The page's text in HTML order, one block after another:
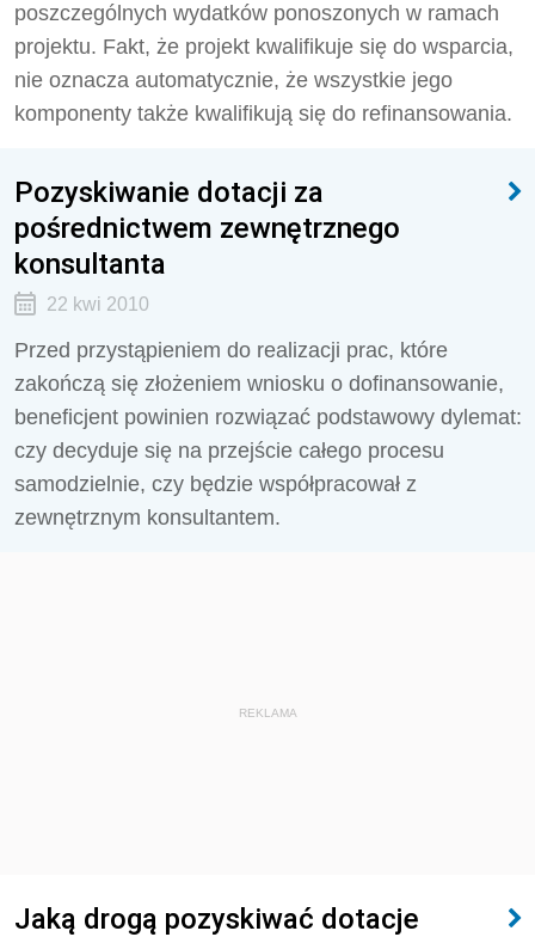
poszczególnych wydatków ponoszonych w ramach
projektu. Fakt, że projekt kwalifikuje się do wsparcia,
nie oznacza automatycznie, że wszystkie jego
komponenty także kwalifikują się do refinansowania.
Pozyskiwanie dotacji za
pośrednictwem zewnętrznego
konsultanta
22 kwi 2010
Przed przystąpieniem do realizacji prac, które
zakończą się złożeniem wniosku o dofinansowanie,
beneficjent powinien rozwiązać podstawowy dylemat:
czy decyduje się na przejście całego procesu
samodzielnie, czy będzie współpracował z
zewnętrznym konsultantem.
REKLAMA
Jaką drogą pozyskiwać dotacje